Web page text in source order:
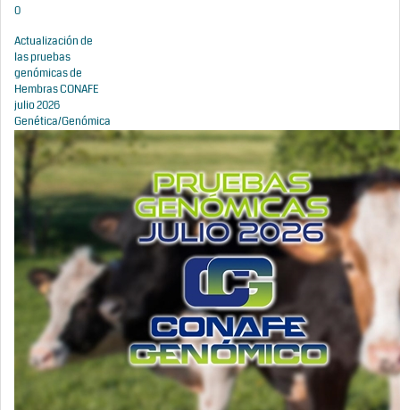
0
Actualización de
las pruebas
genómicas de
Hembras CONAFE
julio 2026
Genética/Genómica